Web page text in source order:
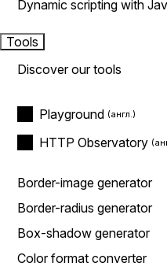
Dynamic scripting with
Tools
Discover our tools
Playground
HTTP Observatory
Border-image generator
Border-radius generator
Box-shadow generator
Color format converter